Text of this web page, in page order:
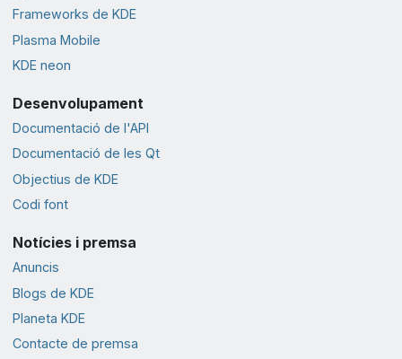
Frameworks de KDE
Plasma Mobile
KDE neon
Desenvolupament
Documentació de l'API
Documentació de les Qt
Objectius de KDE
Codi font
Notícies i premsa
Anuncis
Blogs de KDE
Planeta KDE
Contacte de premsa